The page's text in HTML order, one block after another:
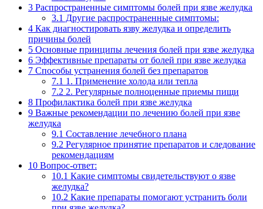
3 Распространенные симптомы болей при язве желудка
3.1 Другие распространенные симптомы:
4 Как диагностировать язву желудка и определить
причины болей
5 Основные принципы лечения болей при язве желудка
6 Эффективные препараты от болей при язве желудка
7 Способы устранения болей без препаратов
7.1 1. Применение холода или тепла
7.2 2. Регулярные полноценные приемы пищи
8 Профилактика болей при язве желудка
9 Важные рекомендации по лечению болей при язве
желудка
9.1 Составление лечебного плана
9.2 Регулярное принятие препаратов и следование
рекомендациям
10 Вопрос-ответ:
10.1 Какие симптомы свидетельствуют о язве
желудка?
10.2 Какие препараты помогают устранить боли